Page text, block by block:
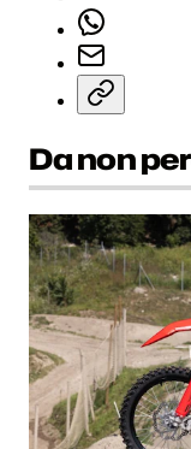
Da non